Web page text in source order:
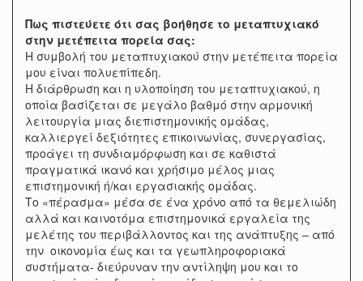
Πως πιστεύετε ότι σας βοήθησε το μεταπτυχιακό
στην μετέπειτα πορεία σας:
Η συμβολή του μεταπτυχιακού στην μετέπειτα πορεία
μου είναι πολυεπίπεδη.
Η διάρθρωση και η υλοποίηση του μεταπτυχιακού, η
οποία βασίζεται σε μεγάλο βαθμό στην αρμονική
λειτουργία μιας διεπιστημονικής ομάδας,
καλλιεργεί δεξιότητες επικοινωνίας, συνεργασίας,
προάγει τη συνδιαμόρφωση και σε καθιστά
πραγματικά ικανό και χρήσιμο μέλος μιας
επιστημονική ή/και εργασιακής ομάδας.
Το «πέρασμα» μέσα σε ένα χρόνο από τα θεμελιώδη
αλλά και καινοτόμα επιστημονικά εργαλεία της
μελέτης του περιβάλλοντος και της ανάπτυξης – από
την οικονομία έως και τα γεωπληροφοριακά
συστήματα- διεύρυναν την αντίληψη μου και το